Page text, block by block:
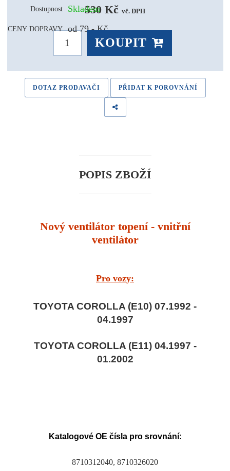
Dostupnost Skladem
CENY DOPRAVY od 79,- Kč
530 Kč vč. DPH
KOUPIT
DOTAZ PRODAVAČI PŘIDAT K POROVNÁNÍ
POPIS ZBOŽÍ
Nový ventilátor topení - vnitřní
ventilátor
Pro vozy:
TOYOTA COROLLA (E10) 07.1992 -
04.1997
TOYOTA COROLLA (E11) 04.1997 -
01.2002
Katalogové OE čísla pro srovnání:
8710312040, 8710326020